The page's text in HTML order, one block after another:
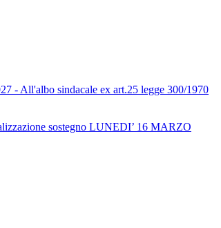
- All'albo sindacale ex art.25 legge 300/1970
sostegno LUNEDI’ 16 MARZO